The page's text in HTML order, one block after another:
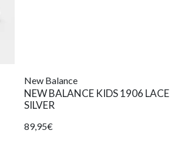
New Balance
NEW BALANCE KIDS 1906 LACE
SILVER
89,95€